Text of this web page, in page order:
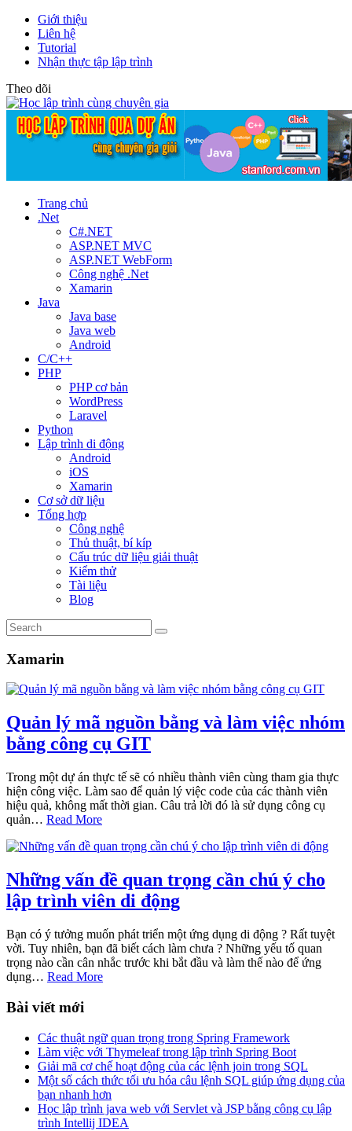
Giới thiệu
Liên hệ
Tutorial
Nhận thực tập lập trình
Theo dõi
Trang chủ
.Net
C#.NET
ASP.NET MVC
ASP.NET WebForm
Công nghệ .Net
Xamarin
Java
Java base
Java web
Android
C/C++
PHP
PHP cơ bản
WordPress
Laravel
Python
Lập trình di động
Android
iOS
Xamarin
Cơ sở dữ liệu
Tổng hợp
Công nghệ
Thủ thuật, bí kíp
Cấu trúc dữ liệu giải thuật
Kiểm thử
Tài liệu
Blog
Xamarin
Quản lý mã nguồn bằng và làm việc nhóm
bằng công cụ GIT
Trong một dự án thực tế sẽ có nhiều thành viên cùng tham gia thực
hiện công việc. Làm sao để quản lý việc code của các thành viên
hiệu quả, không mất thời gian. Câu trả lời đó là sử dụng công cụ
quản… Read More
Những vấn đề quan trọng cần chú ý cho
lập trình viên di động
Bạn có ý tưởng muốn phát triển một ứng dụng di động ? Rất tuyệt
vời. Tuy nhiên, bạn đã biết cách làm chưa ? Những yếu tố quan
trọng nào cần cân nhắc trước khi bắt đầu và làm thế nào để ứng
dụng… Read More
Bài viết mới
Các thuật ngữ quan trọng trong Spring Framework
Làm việc với Thymeleaf trong lập trình Spring Boot
Giải mã cơ chế hoạt động của các lệnh join trong SQL
Một số cách thức tối ưu hóa câu lệnh SQL giúp ứng dụng của
bạn nhanh hơn
Học lập trình java web với Servlet và JSP bằng công cụ lập
trình Intellij IDEA